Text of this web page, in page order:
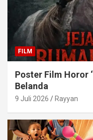
FILM
Poster Film Horor
Belanda
9 Juli 2026 Rayyan